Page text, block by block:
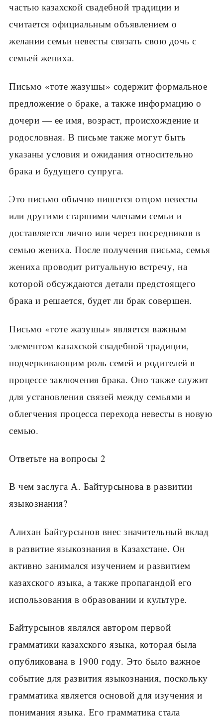
частью казахской свадебной традиции и
считается официальным объявлением о
желании семьи невесты связать свою дочь с
семьей жениха.
Письмо «тоте жазушы» содержит формальное
предложение о браке, а также информацию о
дочери — ее имя, возраст, происхождение и
родословная. В письме также могут быть
указаны условия и ожидания относительно
брака и будущего супруга.
Это письмо обычно пишется отцом невесты
или другими старшими членами семьи и
доставляется лично или через посредников в
семью жениха. После получения письма, семья
жениха проводит ритуальную встречу, на
которой обсуждаются детали предстоящего
брака и решается, будет ли брак совершен.
Письмо «тоте жазушы» является важным
элементом казахской свадебной традиции,
подчеркивающим роль семей и родителей в
процессе заключения брака. Оно также служит
для установления связей между семьями и
облегчения процесса перехода невесты в новую
семью.
Ответьте на вопросы 2
В чем заслуга А. Байтурсынова в развитии
языкознания?
Алихан Байтурсынов внес значительный вклад
в развитие языкознания в Казахстане. Он
активно занимался изучением и развитием
казахского языка, а также пропагандой его
использования в образовании и культуре.
Байтурсынов являлся автором первой
грамматики казахского языка, которая была
опубликована в 1900 году. Это было важное
событие для развития языкознания, поскольку
грамматика является основой для изучения и
понимания языка. Его грамматика стала